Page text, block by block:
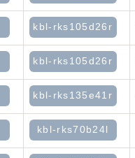
kbl-rks105d26r
kbl-rks105d26r
kbl-rks135e41r
kbl-rks70b24l